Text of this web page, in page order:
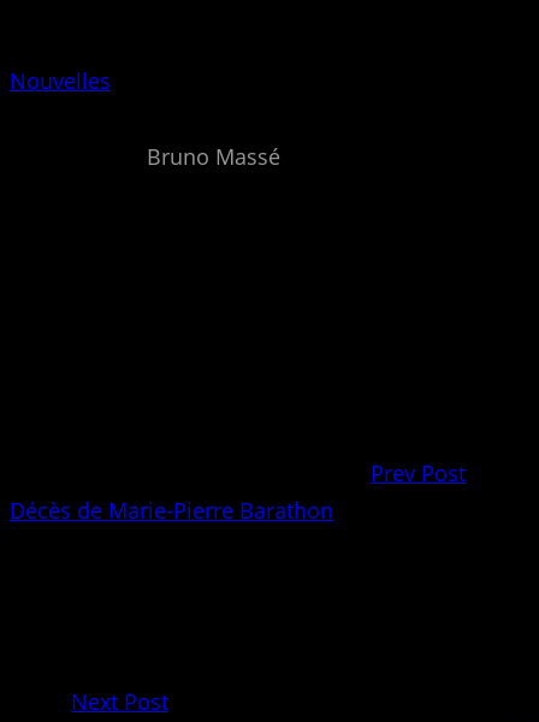
Nouvelles
Bruno Massé
Prev Post
Décès de Marie-Pierre Barathon
Next Post